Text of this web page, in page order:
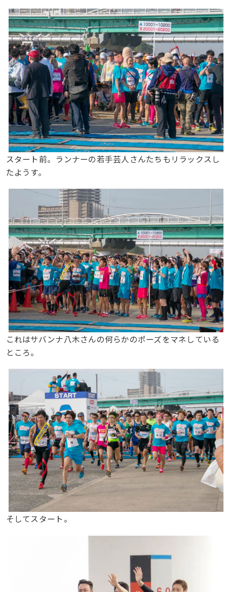
スタート前。ランナーの若手芸人さんたちもリラックスし
たようす。
これはサバンナ八木さんの何らかのポーズをマネしている
ところ。
そしてスタート。